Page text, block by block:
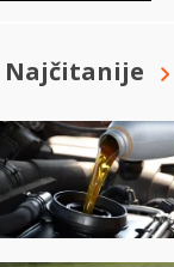
Najčitanije